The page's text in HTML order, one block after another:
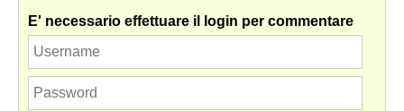
E' necessario effettuare il login per commentare